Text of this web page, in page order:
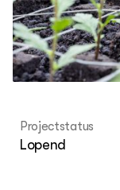
Columns &
ZIE OOK
In de regio
Projecten
Practoraten
Vakbladen
Projectstatus
Lopend